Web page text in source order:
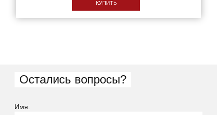
КУПИТЬ
Остались вопросы?
Имя: